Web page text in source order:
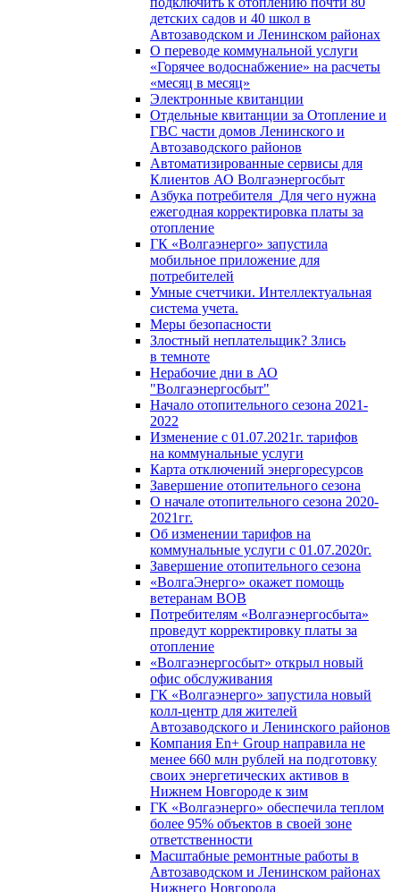
детских садов и 40 школ в
Автозаводском и Ленинском районах
О переводе коммунальной услуги
«Горячее водоснабжение» на расчеты
«месяц в месяц»
Электронные квитанции
Отдельные квитанции за Отопление и
ГВС части домов Ленинского и
Автозаводского районов
Автоматизированные сервисы для
Клиентов АО Волгаэнергосбыт
Азбука потребителя_Для чего нужна
ежегодная корректировка платы за
отопление
ГК «Волгаэнерго» запустила
мобильное приложение для
потребителей
Умные счетчики. Интеллектуальная
система учета.
Меры безопасности
Злостный неплательщик? Злись
в темноте
Нерабочие дни в АО
"Волгаэнергосбыт"
Начало отопительного сезона 2021-
2022
Изменение с 01.07.2021г. тарифов
на коммунальные услуги
Карта отключений энергоресурсов
Завершение отопительного сезона
О начале отопительного сезона 2020-
2021гг.
Об изменении тарифов на
коммунальные услуги с 01.07.2020г.
Завершение отопительного сезона
«ВолгаЭнерго» окажет помощь
ветеранам ВОВ
Потребителям «Волгаэнергосбыта»
проведут корректировку платы за
отопление
«Волгаэнергосбыт» открыл новый
офис обслуживания
ГК «Волгаэнерго» запустила новый
колл-центр для жителей
Автозаводского и Ленинского районов
Компания En+ Group направила не
менее 660 млн рублей на подготовку
своих энергетических активов в
Нижнем Новгороде к зим
ГК «Волгаэнерго» обеспечила теплом
более 95% объектов в своей зоне
ответственности
Масштабные ремонтные работы в
Автозаводском и Ленинском районах
Нижнего Новгорода